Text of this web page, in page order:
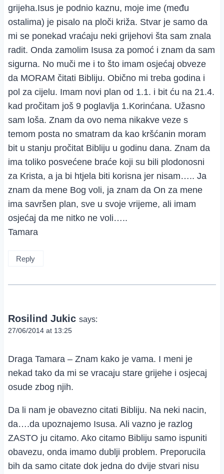
grijeha.Isus je podnio kaznu, moje ime (među
ostalima) je pisalo na ploči križa. Stvar je samo da
mi se ponekad vraćaju neki grijehovi šta sam znala
radit. Onda zamolim Isusa za pomoć i znam da sam
sigurna. No muči me i to što imam osjećaj obveze
da MORAM čitati Bibliju. Obično mi treba godina i
pol za cijelu. Imam novi plan od 1.1. i bit ću na 21.4.
kad pročitam još 9 poglavlja 1.Korinćana. Užasno
sam loša. Znam da ovo nema nikakve veze s
temom posta no smatram da kao kršćanin moram
bit u stanju pročitat Bibliju u godinu dana. Znam da
ima toliko posvećene braće koji su bili plodonosni
za Krista, a ja bi htjela biti korisna jer nisam….. Ja
znam da mene Bog voli, ja znam da On za mene
ima savršen plan, sve u svoje vrijeme, ali imam
osjećaj da me nitko ne voli…..
Tamara
Reply
Rosilind Jukic says:
27/06/2014 at 13:25
Draga Tamara – Znam kako je vama. I meni je
nekad tako da mi se vracaju stare grijehe i osjecaj
osude zbog njih.
Da li nam je obavezno citati Bibliju. Na neki nacin,
da….da upoznajemo Isusa. Ali vazno je razlog
ZASTO ju citamo. Ako citamo Bibliju samo ispuniti
obavezu, onda imamo dublji problem. Preporucila
bih da samo citate dok jedna do dvije stvari nisu